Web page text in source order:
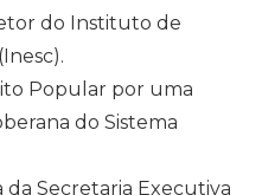
do Instituto de
Popular por uma
do Sistema
da Secretaria Executiva